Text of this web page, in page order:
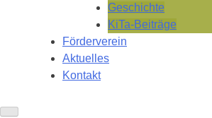
Geschichte
KiTa-Beiträge
Förderverein
Aktuelles
Kontakt